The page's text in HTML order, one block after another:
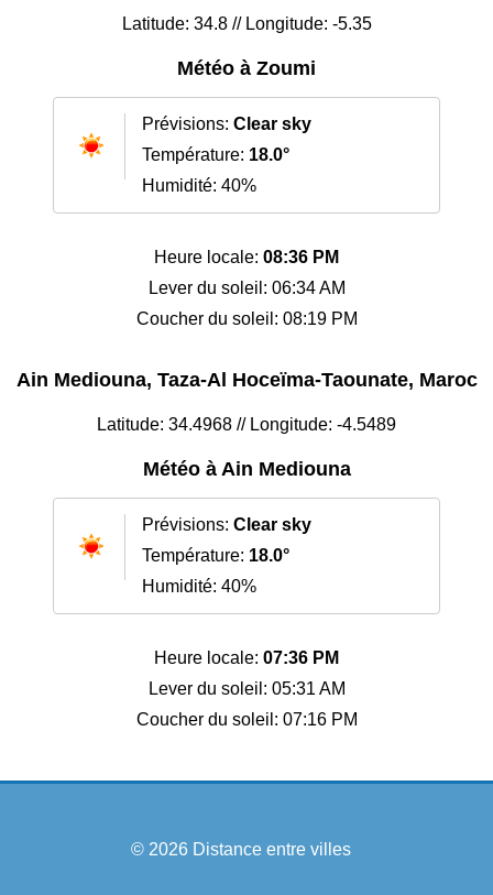
Latitude: 34.8 // Longitude: -5.35
Météo à Zoumi
Prévisions: Clear sky
Température: 18.0°
Humidité: 40%
Heure locale: 08:36 PM
Lever du soleil: 06:34 AM
Coucher du soleil: 08:19 PM
Ain Mediouna, Taza-Al Hoceïma-Taounate, Maroc
Latitude: 34.4968 // Longitude: -4.5489
Météo à Ain Mediouna
Prévisions: Clear sky
Température: 18.0°
Humidité: 40%
Heure locale: 07:36 PM
Lever du soleil: 05:31 AM
Coucher du soleil: 07:16 PM
© 2026 Distance entre villes